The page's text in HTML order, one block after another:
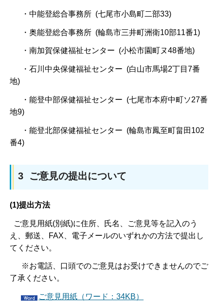
・中能登総合事務所 (七尾市小島町二部33)
・奥能登総合事務所 (輪島市三井町洲衛10部11番1)
・南加賀保健福祉センター (小松市園町ヌ48番地)
・石川中央保健福祉センター (白山市馬場2丁目7番
地)
・能登中部保健福祉センター (七尾市本府中町ソ27番
地9)
・能登北部保健福祉センター (輪島市鳳至町畠田102
番4)
3 ご意見の提出について
(1)提出方法
ご意見用紙(別紙)に住所、氏名、ご意見等を記入のう
え、郵送、FAX、電子メールのいずれかの方法で提出し
てください。
※お電話、口頭でのご意見はお受けできませんのでご
了承ください。
ご意見用紙（ワード：34KB）